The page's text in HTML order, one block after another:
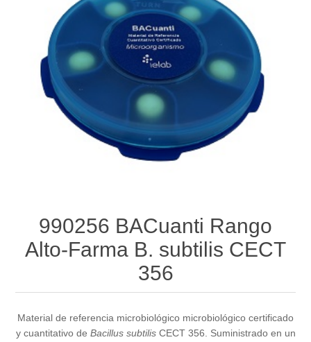
990256 BACuanti Rango
Alto-Farma B. subtilis CECT
356
Material de referencia microbiológico microbiológico certificado
y cuantitativo de Bacillus subtilisCECT 356. Suministrado en un